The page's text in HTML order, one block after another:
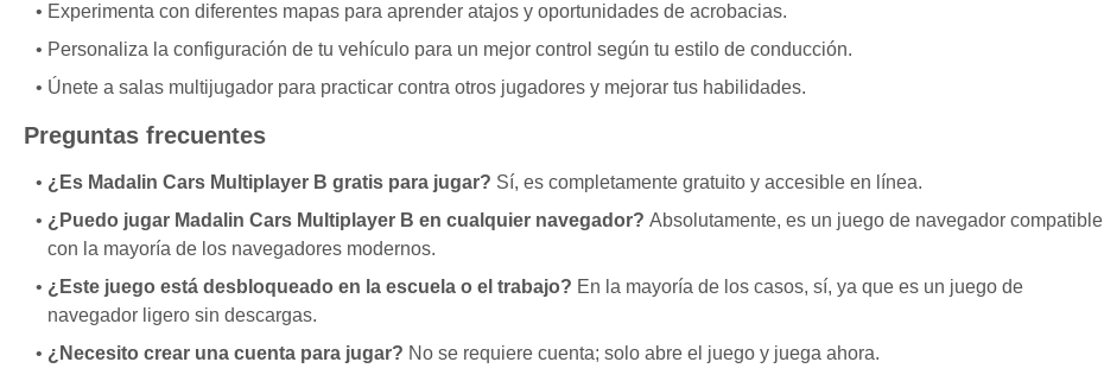
Experimenta con diferentes mapas para aprender atajos y oportunidades de acrobacias.
Personaliza la configuración de tu vehículo para un mejor control según tu estilo de conducción.
Únete a salas multijugador para practicar contra otros jugadores y mejorar tus habilidades.
Preguntas frecuentes
¿Es Madalin Cars Multiplayer B gratis para jugar? Sí, es completamente gratuito y accesible en línea.
¿Puedo jugar Madalin Cars Multiplayer B en cualquier navegador? Absolutamente, es un juego de navegador compatible
con la mayoría de los navegadores modernos.
¿Este juego está desbloqueado en la escuela o el trabajo? En la mayoría de los casos, sí, ya que es un juego de
navegador ligero sin descargas.
¿Necesito crear una cuenta para jugar? No se requiere cuenta; solo abre el juego y juega ahora.